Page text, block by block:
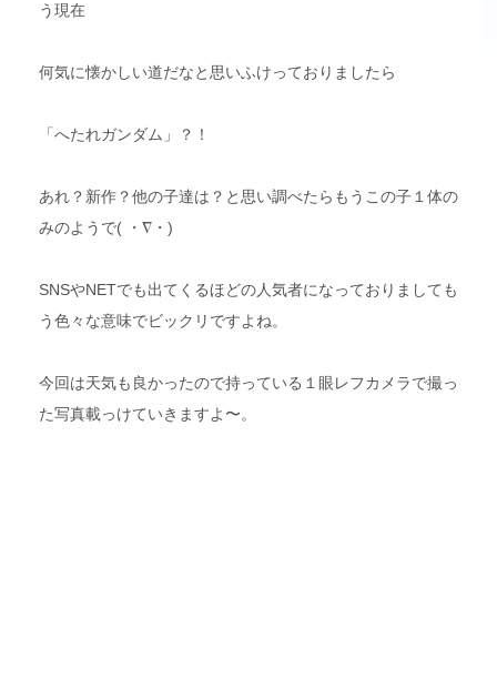
う現在
何気に懐かしい道だなと思いふけっておりましたら
「へたれガンダム」？！
あれ？新作？他の子達は？と思い調べたらもうこの子１体の
みのようで( ・∇・)
SNSやNETでも出てくるほどの人気者になっておりましても
う色々な意味でビックリですよね。
今回は天気も良かったので持っている１眼レフカメラで撮っ
た写真載っけていきますよ〜。